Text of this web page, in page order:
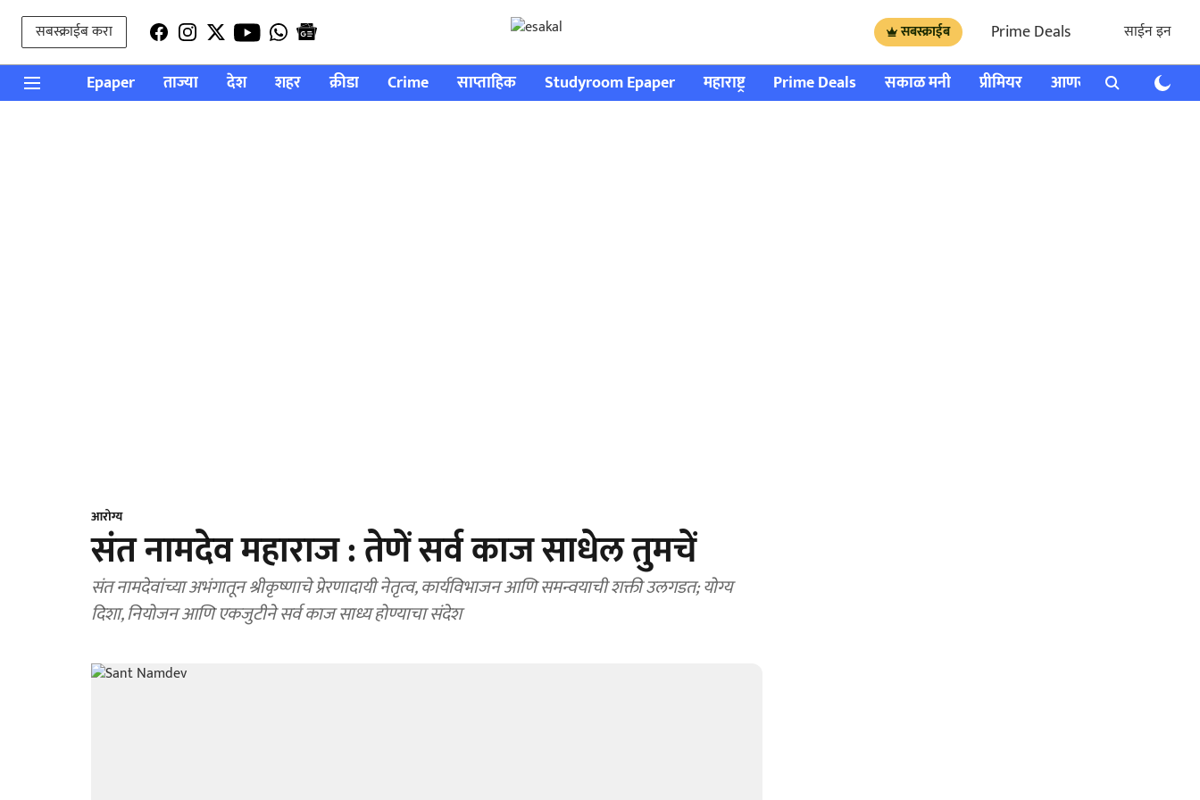
सबस्क्राईब करा सबस्क्राईब Prime Deals साईन इन
Epaper ताज्या देश शहर क्रीडा Crime साप्ताहिक Studyroom Epaper महाराष्ट्र Prime Deals सकाळ मनी प्रीमियर आणखी राशी भविष्य
आरोग्य
संत नामदेव महाराज : तेणें सर्व काज साधेल तुमचें
संत नामदेवांच्या अभंगातून श्रीकृष्णाचे प्रेरणादायी नेतृत्व, कार्यविभाजन आणि समन्वयाची शक्ती उलगडत; योग्य
दिशा, नियोजन आणि एकजुटीने सर्व काज साध्य होण्याचा संदेश